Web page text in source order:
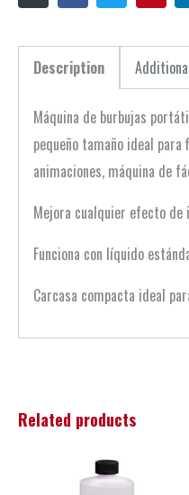
Description
Máquina de burbujas
pequeño tamaño ideal
animaciones, máquina de
Mejora cualquier efecto de
Funciona con líquido
Carcasa compacta ideal
Related products